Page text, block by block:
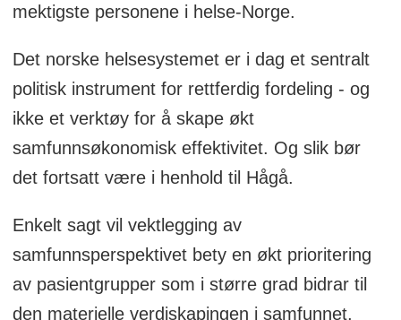
mektigste personene i helse-Norge.
Det norske helsesystemet er i dag et sentralt
politisk instrument for rettferdig fordeling - og
ikke et verktøy for å skape økt
samfunnsøkonomisk effektivitet. Og slik bør
det fortsatt være i henhold til Hågå.
Enkelt sagt vil vektlegging av
samfunnsperspektivet bety en økt prioritering
av pasientgrupper som i større grad bidrar til
den materielle verdiskapingen i samfunnet,